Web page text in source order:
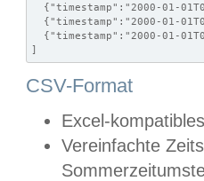
{"timestamp":"2000-01-
{"timestamp":"2000-01-
{"timestamp":"2000-01-
]
CSV-Format
Excel-
Vereinfachte